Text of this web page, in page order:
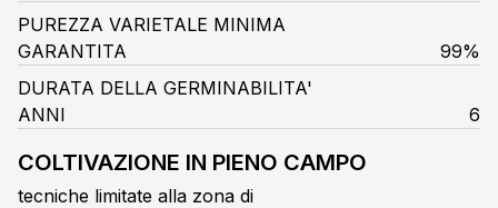
PUREZZA VARIETALE MINIMA
GARANTITA
99%
DURATA DELLA GERMINABILITA'
ANNI
6
COLTIVAZIONE IN PIENO CAMPO
tecniche limitate alla zona di